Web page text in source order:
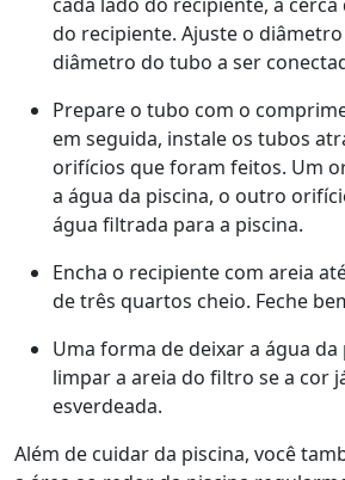
do recipiente. Ajuste o
diâmetro do tubo a ser
Prepare o tubo com o
em seguida, instale os tubos
orifícios que foram feitos. Um
a água da piscina, o outro
água filtrada para a piscina.
Encha o recipiente com areia
de três quartos cheio. Feche
Uma forma de deixar a água
limpar a areia do filtro se a cor
esverdeada.
Além de cuidar da piscina, você